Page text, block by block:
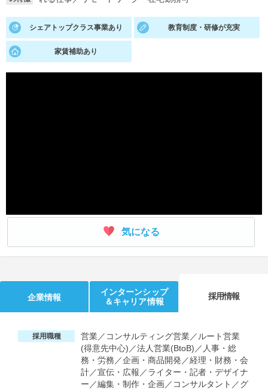
就活ニュースペーパー よくある質問
シェアトップクラス事業あり 教育制度・研修が充実
家賃補助あり
気になる
企業情報
インターンシップ
＆キャリア情報
採用情報
採用職種
営業／コンサルティング営業／ルート営業
(得意先中心)／法人営業(BtoB)／人事・総
務・労務／企画・商品開発／経理・財務・会
計／宣伝・広報／ライター・記者・デザイナ
ー／編集・制作・企画／コンサルタント／グ